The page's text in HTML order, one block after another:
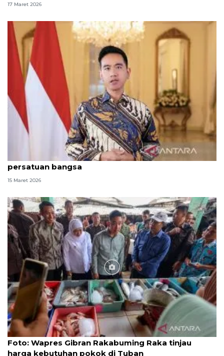
17 Maret 2026
Gibran harap perayaan Nyepi dan Idul Fitri perkuat
persatuan bangsa
15 Maret 2026
Foto
Foto: Wapres Gibran Rakabuming Raka tinjau
harga kebutuhan pokok di Tuban